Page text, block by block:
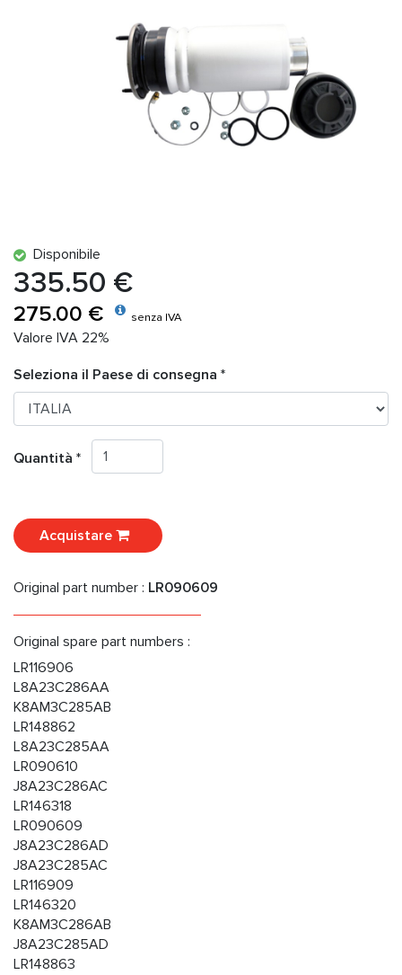
Disponibile
335.50 €
275.00 € senza IVA
Valore IVA 22%
Seleziona il Paese di consegna *
Quantità *
Acquistare
Original part number : LR090609
Original spare part numbers :
LR116906
L8A23C286AA
K8AM3C285AB
LR148862
L8A23C285AA
LR090610
J8A23C286AC
LR146318
LR090609
J8A23C286AD
J8A23C285AC
LR116909
LR146320
K8AM3C286AB
J8A23C285AD
LR148863